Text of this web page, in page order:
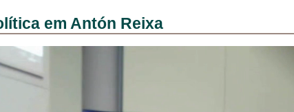
em Antón Reixa